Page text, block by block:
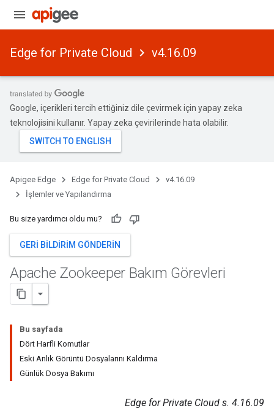
Edge for Private Cloud v4.16.09
Google, içerikleri tercih ettiğiniz dile çevirmek için yapay zeka
teknolojisini kullanır. Yapay zeka çevirilerinde hata olabilir.
Apigee Edge Edge for Private Cloud
v4.16.09
İşlemler ve Yapılandırma
Bu size yardımcı oldu mu?
GERI BILDIRIM GÖNDERIN
Apache Zookeeper Bakım Görevleri
Bu sayfada
Dört Harfli Komutlar
Eski Anlık Görüntü Dosyalarını Kaldırma
Günlük Dosya Bakımı
Edge for Private Cloud s. 4.16.09